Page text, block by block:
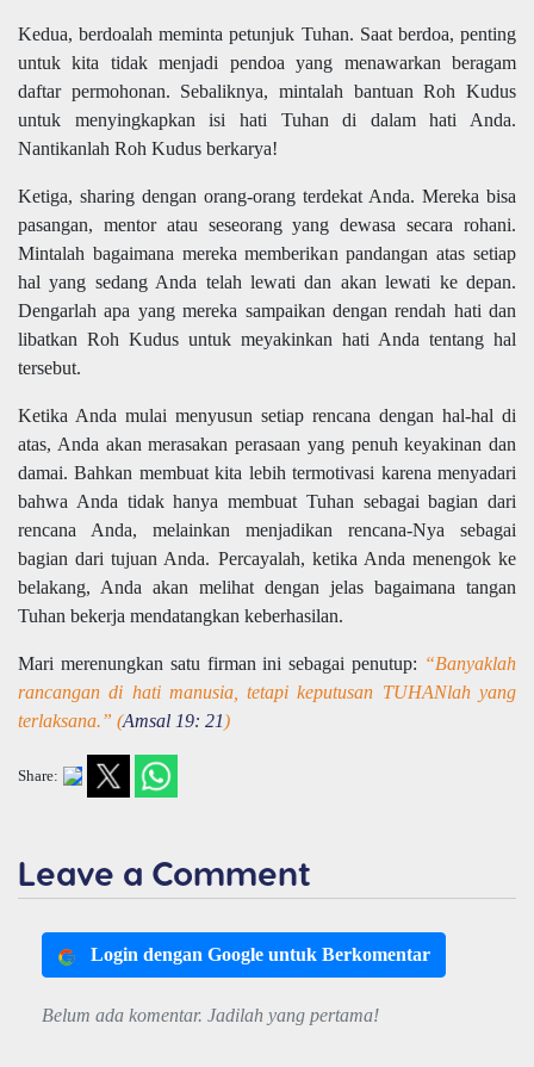
Kedua, berdoalah meminta petunjuk Tuhan. Saat berdoa, penting
untuk kita tidak menjadi pendoa yang menawarkan beragam
daftar permohonan. Sebaliknya, mintalah bantuan Roh Kudus
untuk menyingkapkan isi hati Tuhan di dalam hati Anda.
Nantikanlah Roh Kudus berkarya!
Ketiga, sharing dengan orang-orang terdekat Anda. Mereka bisa
pasangan, mentor atau seseorang yang dewasa secara rohani.
Mintalah bagaimana mereka memberikan pandangan atas setiap
hal yang sedang Anda telah lewati dan akan lewati ke depan.
Dengarlah apa yang mereka sampaikan dengan rendah hati dan
libatkan Roh Kudus untuk meyakinkan hati Anda tentang hal
tersebut.
Ketika Anda mulai menyusun setiap rencana dengan hal-hal di
atas, Anda akan merasakan perasaan yang penuh keyakinan dan
damai. Bahkan membuat kita lebih termotivasi karena menyadari
bahwa Anda tidak hanya membuat Tuhan sebagai bagian dari
rencana Anda, melainkan menjadikan rencana-Nya sebagai
bagian dari tujuan Anda. Percayalah, ketika Anda menengok ke
belakang, Anda akan melihat dengan jelas bagaimana tangan
Tuhan bekerja mendatangkan keberhasilan.
Mari merenungkan satu firman ini sebagai penutup: “Banyaklah
rancangan di hati manusia, tetapi keputusan TUHANlah yang
terlaksana.” (Amsal 19: 21)
Share:
Leave a Comment
Login dengan Google untuk Berkomentar
Belum ada komentar. Jadilah yang pertama!